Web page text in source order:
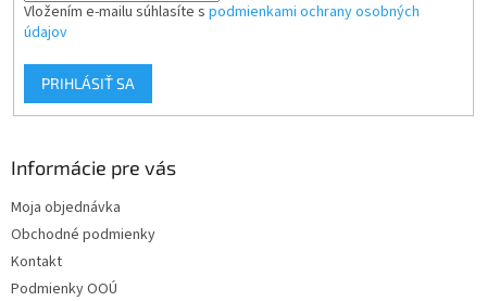
Vložením e-mailu súhlasíte s podmienkami ochrany osobných
údajov
PRIHLÁSIŤ SA
Informácie pre vás
Moja objednávka
Obchodné podmienky
Kontakt
Podmienky OOÚ